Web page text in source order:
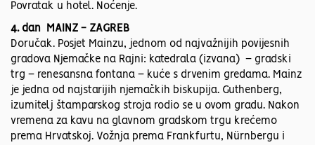
Povratak u hotel. Noćenje.
4. dan MAINZ - ZAGREB
Doručak. Posjet Mainzu, jednom od najvažnijih povijesnih
gradova Njemačke na Rajni: katedrala (izvana) – gradski
trg – renesansna fontana – kuće s drvenim gredama. Mainz
je jedna od najstarijih njemačkih biskupija. Guthenberg,
izumitelj štamparskog stroja rodio se u ovom gradu. Nakon
vremena za kavu na glavnom gradskom trgu krećemo
prema Hrvatskoj. Vožnja prema Frankfurtu, Nürnbergu i